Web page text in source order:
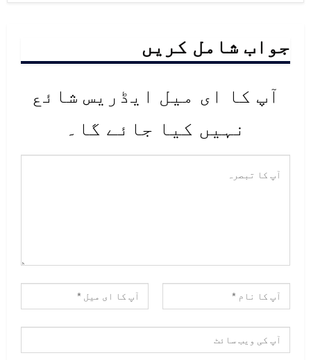
جواب شامل کریں
آپ کا ای میل ایڈریس شائع
نہیں کیا جائے گا۔